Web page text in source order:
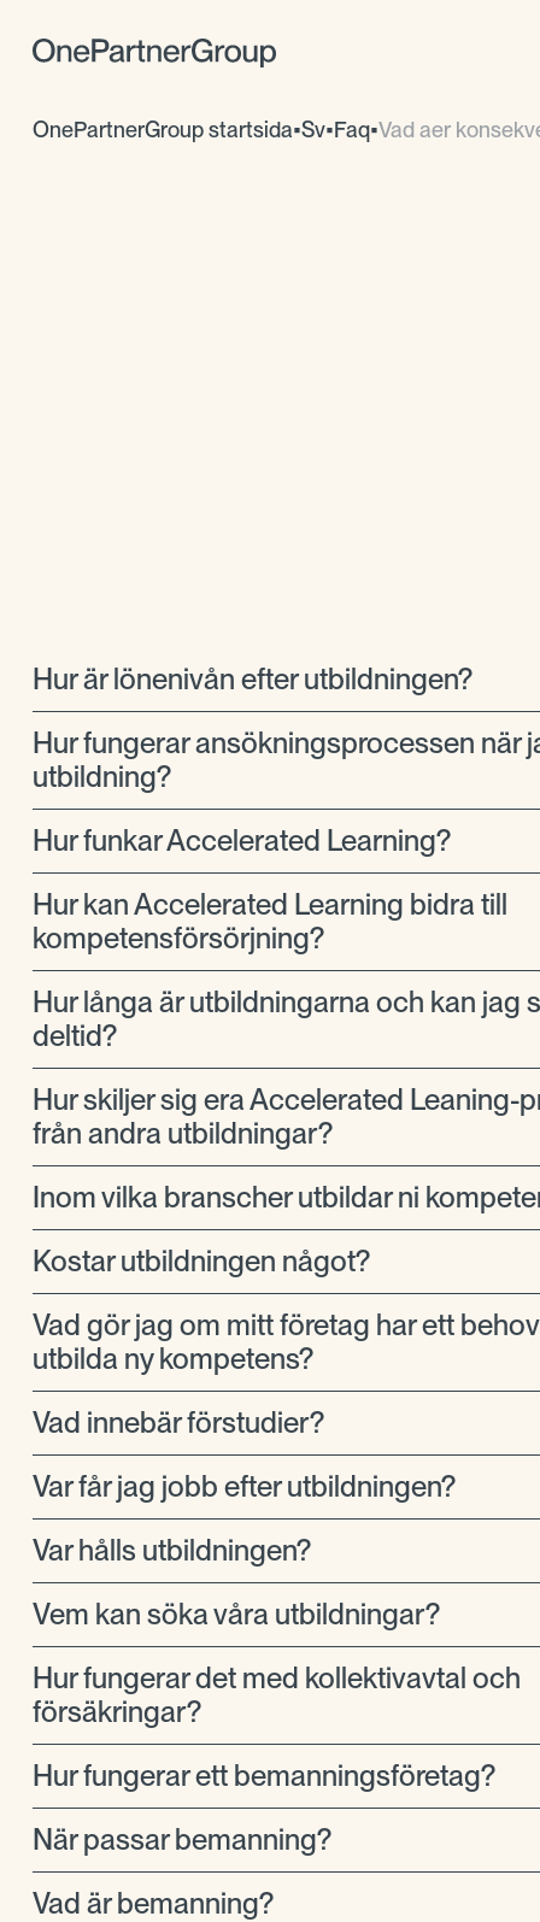
OnePartnerGroup startsida•Sv•Faq•Vad aer
Hur är lönenivån efter utbildningen?
Hur fungerar ansökningsprocessen när
utbildning?
Hur funkar Accelerated Learning?
Hur kan Accelerated Learning bidra till
kompetensförsörjning?
Hur långa är utbildningarna och kan jag
deltid?
Hur skiljer sig era Accelerated Leaning-
från andra utbildningar?
Inom vilka branscher utbildar ni
Kostar utbildningen något?
Vad gör jag om mitt företag har ett
utbilda ny kompetens?
Vad innebär förstudier?
Var får jag jobb efter utbildningen?
Var hålls utbildningen?
Vem kan söka våra utbildningar?
Hur fungerar det med kollektivavtal och
försäkringar?
Hur fungerar ett bemanningsföretag?
När passar bemanning?
Vad är bemanning?